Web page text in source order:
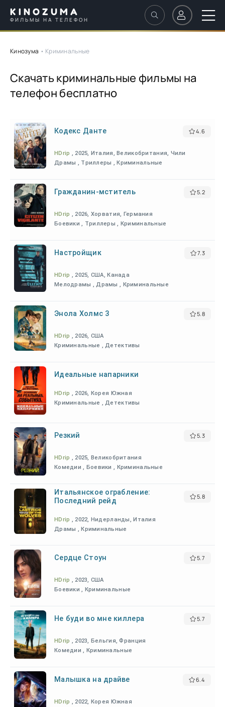
KINOZUMA
ФИЛЬМЫ НА ТЕЛЕФОН
Кинозума • Криминальные
Скачать криминальные фильмы на
телефон бесплатно
Кодекс Данте 4.6
HDrip , 2025, Италия, Великобритания, Чили
Драмы , Триллеры , Криминальные
Гражданин-мститель 5.2
HDrip , 2026, Хорватия, Германия
Боевики , Триллеры , Криминальные
Настройщик 7.3
HDrip , 2025, США, Канада
Мелодрамы , Драмы , Криминальные
Энола Холмс 3 5.8
HDrip , 2026, США
Криминальные , Детективы
Идеальные напарники
HDrip , 2026, Корея Южная
Криминальные , Детективы
Резкий 5.3
HDrip , 2025, Великобритания
Комедии , Боевики , Криминальные
Итальянское ограбление:
Последний рейд
5.8
HDrip , 2022, Нидерланды, Италия
Драмы , Криминальные
Сердце Стоун 5.7
HDrip , 2023, США
Боевики , Криминальные
Не буди во мне киллера 5.7
HDrip , 2023, Бельгия, Франция
Комедии , Криминальные
Малышка на драйве 6.4
HDrip , 2022, Корея Южная